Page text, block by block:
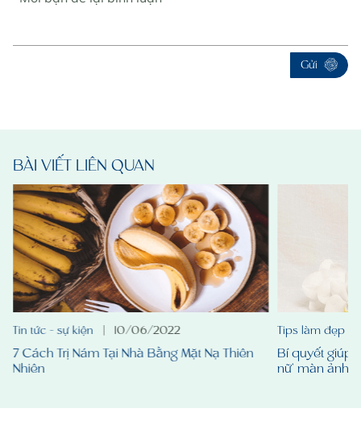
Gửi
BÀI VIẾT LIÊN QUAN
Tin tức - sự kiện | 10/06/2022
7 Cách Trị Nám Tại Nhà Bằng Mặt Nạ Thiên
Nhiên
Tips làm đẹp
Bí quyết giúp
nữ' màn ảnh